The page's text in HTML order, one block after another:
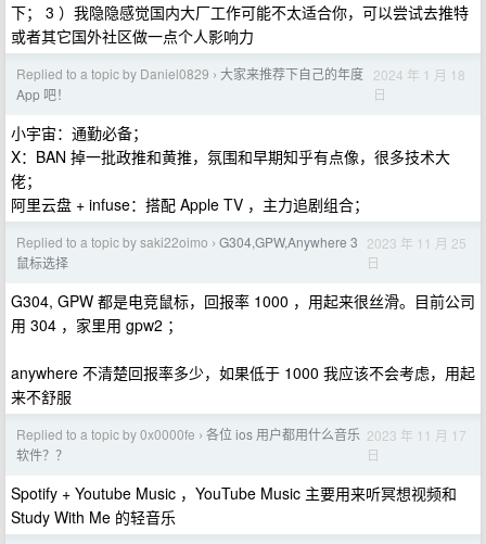
下； 3 ）我隐隐感觉国内大厂工作可能不太适合你，可以尝试去推特
或者其它国外社区做一点个人影响力
Replied to a topic by Daniel0829 › 大家来推荐下自己的年度
App 吧！
2024 年 1 月 18
日
小宇宙：通勤必备；
X：BAN 掉一批政推和黄推，氛围和早期知乎有点像，很多技术大
佬；
阿里云盘 + infuse：搭配 Apple TV ，主力追剧组合；
Replied to a topic by saki22oimo › G304,GPW,Anywhere 3
鼠标选择
2023 年 11 月 25
日
G304, GPW 都是电竞鼠标，回报率 1000 ，用起来很丝滑。目前公司
用 304 ，家里用 gpw2 ；
anywhere 不清楚回报率多少，如果低于 1000 我应该不会考虑，用起
来不舒服
Replied to a topic by 0x0000fe › 各位 ios 用户都用什么音乐
软件？？
2023 年 11 月 17
日
Spotify + Youtube Music ，YouTube Music 主要用来听冥想视频和
Study With Me 的轻音乐